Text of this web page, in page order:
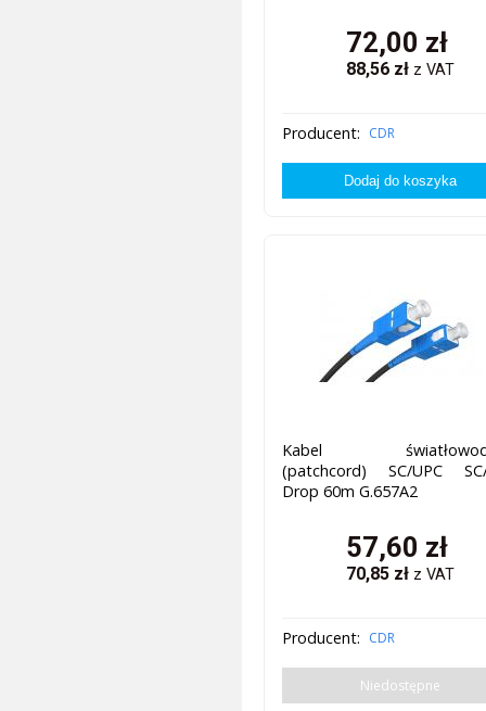
72,00 zł
88,56 zł z VAT
Producent: CDR
Kabel
(patchcord) SC/UPC SC/
Drop 60m G.657A2
57,60 zł
70,85 zł z VAT
Producent: CDR
Niedostępne